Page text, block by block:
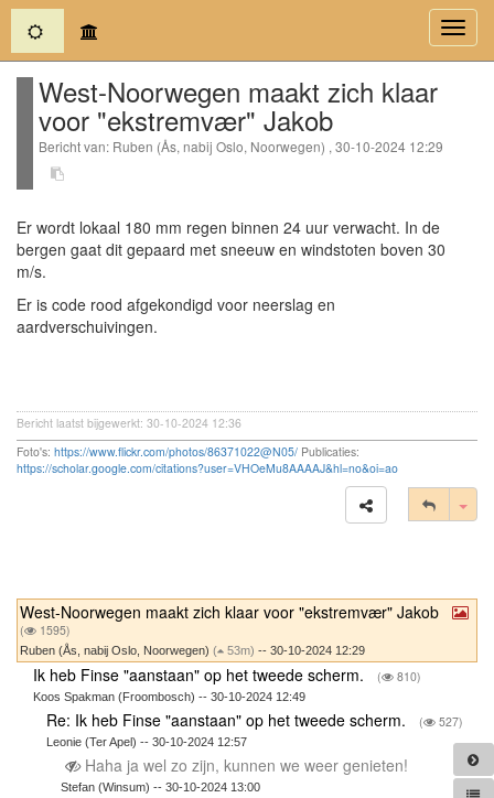
(current)
West-Noorwegen maakt zich klaar
voor "ekstremvær" Jakob
Bericht van: Ruben (Ås, nabij Oslo, Noorwegen) , 30-10-2024 12:29
Er wordt lokaal 180 mm regen binnen 24 uur verwacht. In de
bergen gaat dit gepaard met sneeuw en windstoten boven 30
m/s.
Er is code rood afgekondigd voor neerslag en
aardverschuivingen.
Bericht laatst bijgewerkt: 30-10-2024 12:36
Foto's: https://www.flickr.com/photos/86371022@N05/ Publicaties:
https://scholar.google.com/citations?user=VHOeMu8AAAAJ&hl=no&oi=ao
West-Noorwegen maakt zich klaar voor "ekstremvær" Jakob
( 1595)
Ruben (Ås, nabij Oslo, Noorwegen) ( 53m) -- 30-10-2024 12:29
Ik heb Finse "aanstaan" op het tweede scherm. ( 810)
Koos Spakman (Froombosch) -- 30-10-2024 12:49
Re: Ik heb Finse "aanstaan" op het tweede scherm. ( 527)
Leonie (Ter Apel) -- 30-10-2024 12:57
Haha ja wel zo zijn, kunnen we weer genieten!
Stefan (Winsum) -- 30-10-2024 13:00